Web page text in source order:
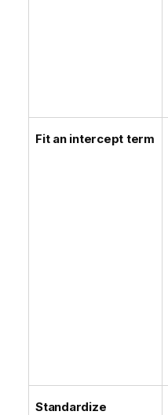
Fit an intercept term
Standardize